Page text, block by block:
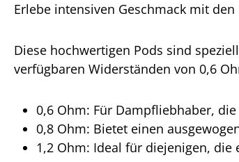
Erlebe intensiven Geschmack mit
Diese hochwertigen Pods sind
verfügbaren Widerständen von 0,6
0,6 Ohm: Für Dampfliebhaber,
0,8 Ohm: Bietet einen
1,2 Ohm: Ideal für diejenigen,